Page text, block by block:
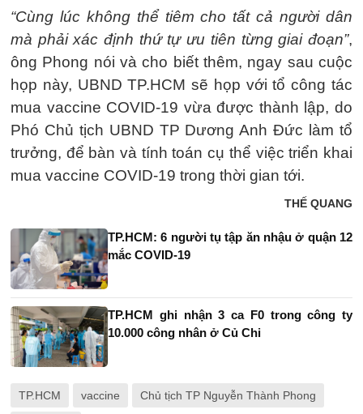
“Cùng lúc không thể tiêm cho tất cả người dân
mà phải xác định thứ tự ưu tiên từng giai đoạn”,
ông Phong nói và cho biết thêm, ngay sau cuộc
họp này, UBND TP.HCM sẽ họp với tổ công tác
mua vaccine COVID-19 vừa được thành lập, do
Phó Chủ tịch UBND TP Dương Anh Đức làm tổ
trưởng, để bàn và tính toán cụ thể việc triển khai
mua vaccine COVID-19 trong thời gian tới.
THẾ QUANG
TP.HCM: 6 người tụ tập ăn nhậu ở quận 12
mắc COVID-19
TP.HCM ghi nhận 3 ca F0 trong công ty
10.000 công nhân ở Củ Chi
TP.HCM vaccine Chủ tịch TP Nguyễn Thành Phong